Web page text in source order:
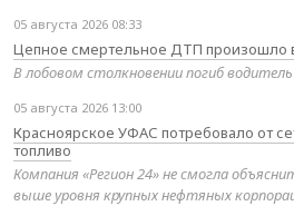
05 августа 2026 08:33
Цепное смертельное ДТП произошло
В лобовом столкновении погиб водитель
05 августа 2026 13:00
Красноярское УФАС потребовало от
топливо
Компания «Регион 24» не смогла
выше уровня крупных нефтяных